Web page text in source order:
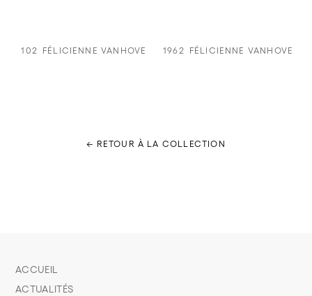
102 FÉLICIENNE VANHOVE 1962 FÉLICIENNE VANHOVE
← RETOUR À LA COLLECTION
ACCUEIL
ACTUALITÉS